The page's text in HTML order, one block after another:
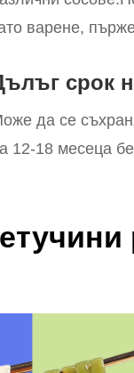
варене,
срок
да се
12-18 месеца